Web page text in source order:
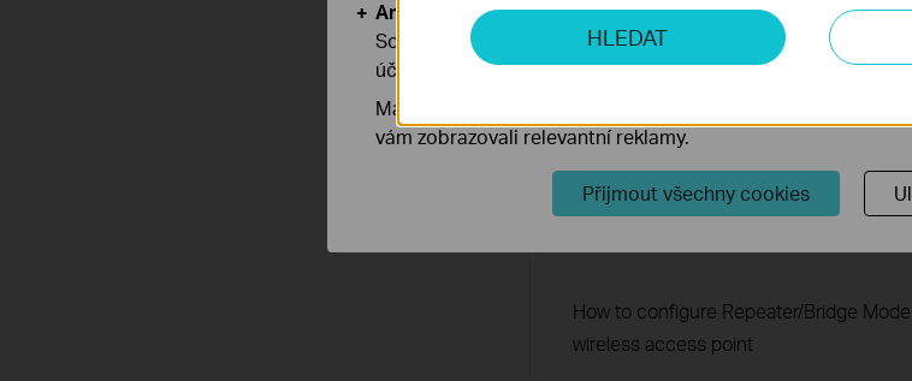
Troubleshooting a Single Device Not
How to Fix TP-Link Device Domain
How to configure Repeater/Bridge
wireless access point
HLEDAT
Analytické a marketingové cookies
Soubory cookie pro nám umožňují analyzovat vaše aktivity
účelem zlepšení a přizpůsobení jejich funkčnosti.
Marketingové soubory cookie mohou prostřednictvím
vám zobrazovali relevantní reklamy.
Přijmout všechny cookies